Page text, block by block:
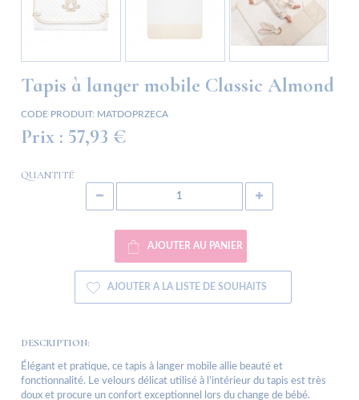
Tapis à langer mobile Classic Almond
CODE PRODUIT: MATDOPRZECA
Prix : 57,93 €
QUANTITÉ
AJOUTER AU PANIER
AJOUTER A LA LISTE DE SOUHAITS
DESCRIPTION:
Élégant et pratique, ce tapis à langer mobile allie beauté et
fonctionnalité. Le velours délicat utilisé à l’intérieur du tapis est très
doux et procure un confort exceptionnel lors du change de bébé.